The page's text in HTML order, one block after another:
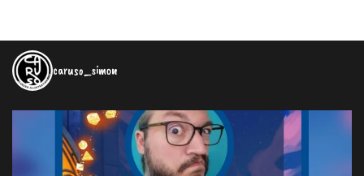
caruso_simon